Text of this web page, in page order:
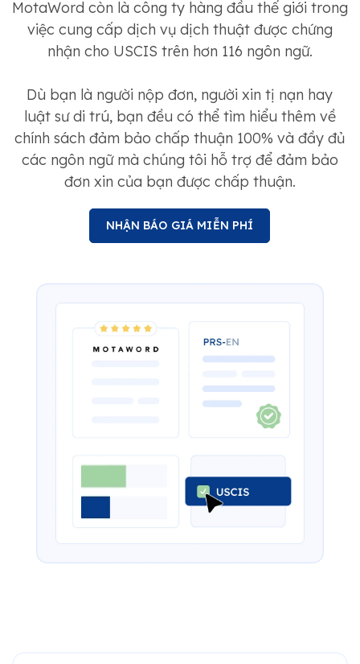
MotaWord còn là công ty hàng đầu thế giới trong
việc cung cấp dịch vụ dịch thuật được chứng
nhận cho USCIS trên hơn 116 ngôn ngữ.
Dù bạn là người nộp đơn, người xin tị nạn hay
luật sư di trú, bạn đều có thể tìm hiểu thêm về
chính sách đảm bảo chấp thuận 100% và đầy đủ
các ngôn ngữ mà chúng tôi hỗ trợ để đảm bảo
đơn xin của bạn được chấp thuận.
NHẬN BÁO GIÁ MIỄN PHÍ